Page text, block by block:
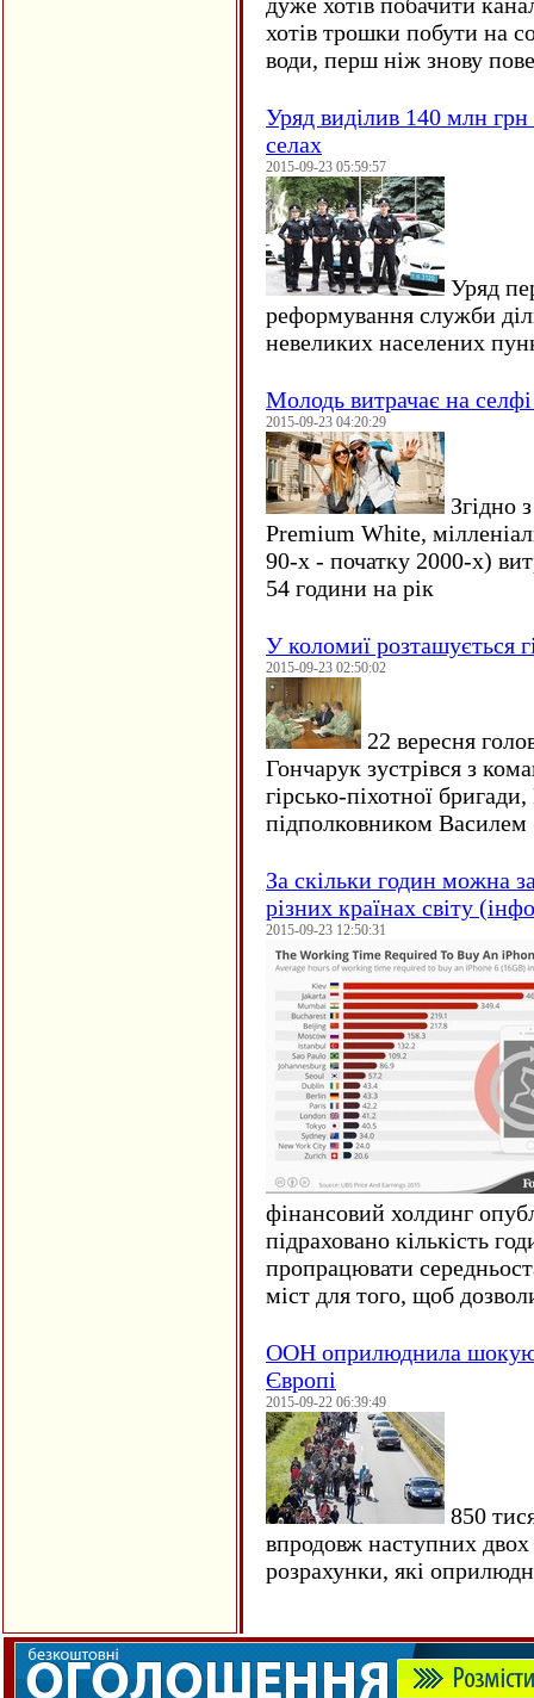
хотів трошки побути на
води, перш ніж знову
Уряд виділив 140 млн
селах
2015-09-23 05:59:57
Уряд
реформування служби
невеликих населених
Молодь витрачає на
2015-09-23 04:20:29
Згідно
Premium White,
90-х - початку 2000-х)
54 години на рік
У коломиї розташується
2015-09-23 02:50:02
22 вересня
Гончарук зустрівся з
гірсько-піхотної
підполковником
За скільки годин можна
різних країнах світу
2015-09-23 12:50:31
фінансовий холдинг
підраховано кількість
пропрацювати
міст для того, щоб
ООН оприлюднила
Європі
2015-09-22 06:39:49
850
впродовж наступних
розрахунки, які